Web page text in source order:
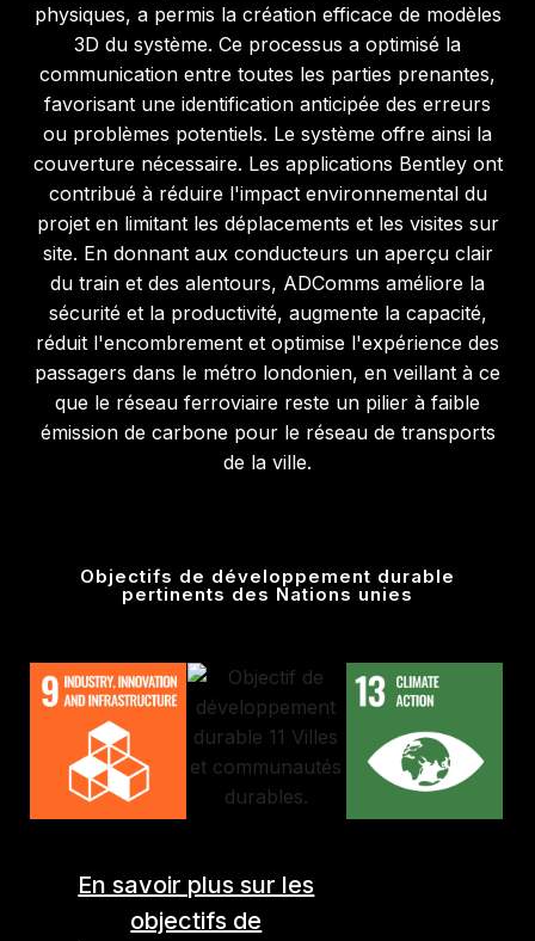
physiques, a permis la création efficace de modèles
3D du système. Ce processus a optimisé la
communication entre toutes les parties prenantes,
favorisant une identification anticipée des erreurs
ou problèmes potentiels. Le système offre ainsi la
couverture nécessaire. Les applications Bentley ont
contribué à réduire l'impact environnemental du
projet en limitant les déplacements et les visites sur
site. En donnant aux conducteurs un aperçu clair
du train et des alentours, ADComms améliore la
sécurité et la productivité, augmente la capacité,
réduit l'encombrement et optimise l'expérience des
passagers dans le métro londonien, en veillant à ce
que le réseau ferroviaire reste un pilier à faible
émission de carbone pour le réseau de transports
de la ville.
Objectifs de développement durable
pertinents des Nations unies
En savoir plus sur les
objectifs de